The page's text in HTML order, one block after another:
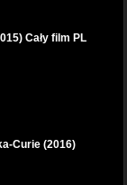
Cały film PL
Curie (2016)